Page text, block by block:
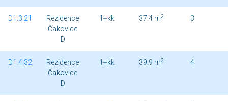
D1.3.21
Rezidence
Čakovice
D
1+kk 37.4 m2 3
D1.4.32
Rezidence
Čakovice
D
1+kk 39.9 m2 4